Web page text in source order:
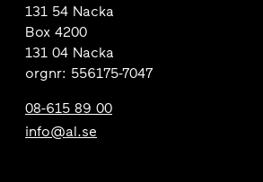
131 54 Nacka
Box 4200
131 04 Nacka
orgnr: 556175-7047
08-615 89 00
info@al.se